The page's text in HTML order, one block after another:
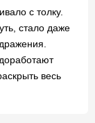
с толку.
стало даже
весь